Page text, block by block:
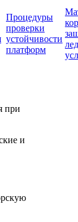
Процедуры
проверки
устойчивости
платформ
при
и